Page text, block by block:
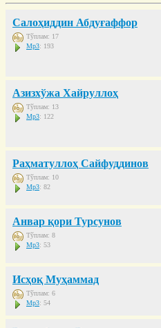
Салоҳиддин Абдуғаффор
Тўплам: 17
Mp3: 193
Азизхўжа Хайруллоҳ
Тўплам: 13
Mp3: 122
Раҳматуллоҳ Сайфуддинов
Тўплам: 10
Mp3: 82
Анвар қори Турсунов
Тўплам: 8
Mp3: 53
Исҳоқ Муҳаммад
Тўплам: 6
Mp3: 54